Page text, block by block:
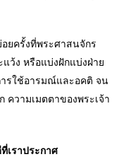
ยครั้งที่พระศาสนจักร
ว้ง หรือแบ่งฝักแบ่งฝ่าย
ารใช้อารมณ์และอคติ จน
วามเมตตาของพระเจ้า
เราประกาศ